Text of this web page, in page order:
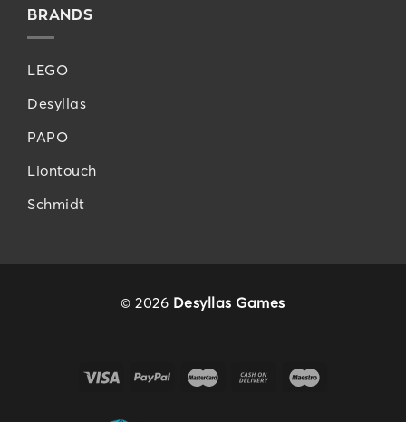
BRANDS
LEGO
Desyllas
PAPO
Liontouch
Schmidt
© 2026 Desyllas Games